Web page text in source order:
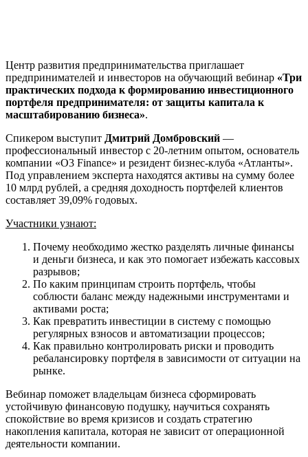
Центр развития предпринимательства приглашает
предпринимателей и инвесторов на обучающий вебинар «Три
практических подхода к формированию инвестиционного
портфеля предпринимателя: от защиты капитала к
масштабированию бизнеса».
Спикером выступит Дмитрий Домбровский —
профессиональный инвестор с 20-летним опытом, основатель
компании «О3 Finance» и резидент бизнес-клуба «Атланты».
Под управлением эксперта находятся активы на сумму более
10 млрд рублей, а средняя доходность портфелей клиентов
составляет 39,09% годовых.
Участники узнают:
Почему необходимо жестко разделять личные финансы
и деньги бизнеса, и как это помогает избежать кассовых
разрывов;
По каким принципам строить портфель, чтобы
соблюсти баланс между надежными инструментами и
активами роста;
Как превратить инвестиции в систему с помощью
регулярных взносов и автоматизации процессов;
Как правильно контролировать риски и проводить
ребалансировку портфеля в зависимости от ситуации на
рынке.
Вебинар поможет владельцам бизнеса сформировать
устойчивую финансовую подушку, научиться сохранять
спокойствие во время кризисов и создать стратегию
накопления капитала, которая не зависит от операционной
деятельности компании.